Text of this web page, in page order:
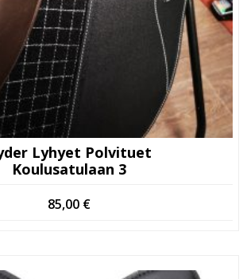
Lyhyet Polvituet
Koulusatulaan 3
85,00 €